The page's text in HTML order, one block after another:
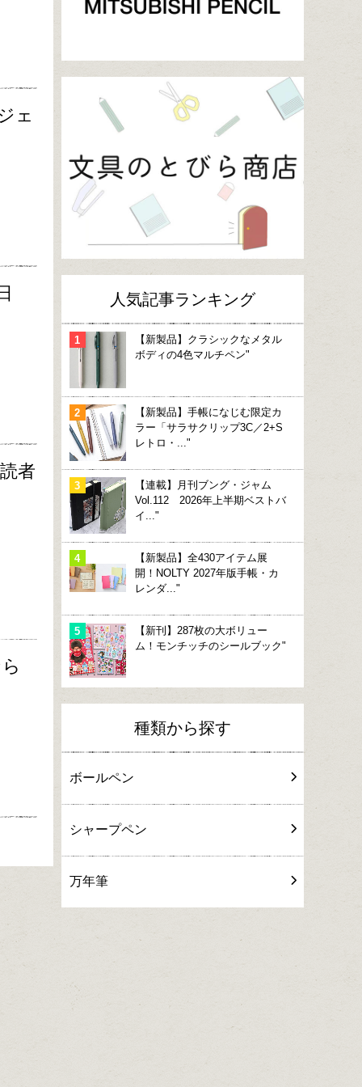
ェ
者
人気記事ランキング
【新製品】クラシックなメタル
ボディの4色マルチペン"
【新製品】手帳になじむ限定カ
ラー「サラサクリップ3C／2+S
レトロ・..."
【連載】月刊ブング・ジャム
Vol.112 2026年上半期ベストバ
イ..."
【新製品】全430アイテム展
開！NOLTY 2027年版手帳・カ
レンダ..."
【新刊】287枚の大ボリュー
ム！モンチッチのシールブック"
種類から探す
ボールペン
シャープペン
万年筆